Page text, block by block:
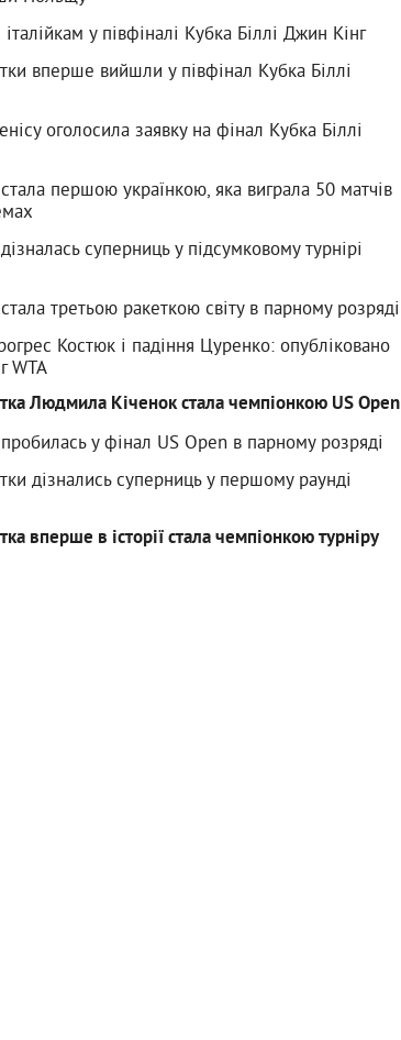
у півфіналі Кубка Біллі Джин Кінг
вперше вийшли у півфінал Кубка Біллі
оголосила заявку на фінал Кубка Біллі
першою українкою, яка виграла 50 матчів
суперниць у підсумковому турнірі
третьою ракеткою світу в парному розряді
Костюк і падіння Цуренко: опубліковано
WTA
Людмила Кіченок стала чемпіонкою US Open
у фінал US Open в парному розряді
дізнались суперниць у першому раунді
вперше в історії стала чемпіонкою турніру